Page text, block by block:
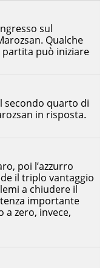
poi l’azzurro
il triplo vantaggio
a chiudere il
importante
a zero, invece,
secondo quarto di
in risposta.
sul
Qualche
può iniziare